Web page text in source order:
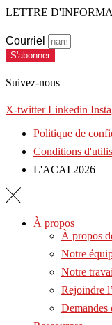
LETTRE
Courriel
S'abonner
Suivez-nous
X-twitter Linkedin
Politique de
Conditions
L'ACAI 2026
À propos
À propos
Notre
Notre
Rejoindre
Demandes